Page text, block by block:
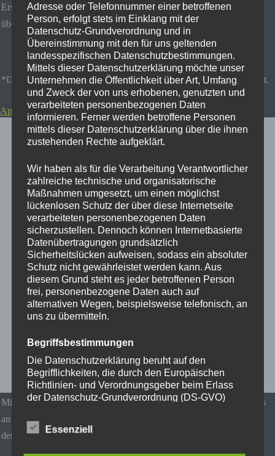
Erstens kann man die Daten so super einfach auf einen PC/ Laptop
übertragen. Zweitens sind die Sticks nicht besonders teuer
Zum Bestpreis
*Der Button zeigt Dir aber den besten Preis zum aktuellen Zeitpunkt.
Apple Lightning/USB 3.0 Kamera Adapterkabel
Mit dem Apple Kamera Adapter könnt ihr auch normale USB Sticks
an euer iPhone anschließen. USB Sticks hat jeder zu Hause
dementsprechend ist das eine Überlegung wert.
Adresse oder Telefonnummer einer betroffenen
Person, erfolgt stets im Einklang mit der
Datenschutz-Grundverordnung und in
Übereinstimmung mit den für uns geltenden
landesspezifischen Datenschutzbestimmungen.
Mittels dieser Datenschutzerklärung möchte unser
Unternehmen die Öffentlichkeit über Art, Umfang
und Zweck der von uns erhobenen, genutzten und
verarbeiteten personenbezogenen Daten
informieren. Ferner werden betroffene Personen
mittels dieser Datenschutzerklärung über die ihnen
zustehenden Rechte aufgeklärt.
Wir haben als für die Verarbeitung Verantwortlicher
zahlreiche technische und organisatorische
Maßnahmen umgesetzt, um einen möglichst
lückenlosen Schutz der über diese Internetseite
verarbeiteten personenbezogenen Daten
sicherzustellen. Dennoch können Internetbasierte
Datenübertragungen grundsätzlich
Sicherheitslücken aufweisen, sodass ein absoluter
Schutz nicht gewährleistet werden kann. Aus
diesem Grund steht es jeder betroffenen Person
frei, personenbezogene Daten auch auf
alternativen Wegen, beispielsweise telefonisch, an
uns zu übermitteln.
Begriffsbestimmungen
Die Datenschutzerklärung beruht auf den
Begrifflichkeiten, die durch den Europäischen
Richtlinien- und Verordnungsgeber beim Erlass
der Datenschutz-Grundverordnung (DS-GVO)
soll sowohl für die Öffentlichkeit als auch für
unsere Kunden und Geschäftspartner einfach
Essenziell